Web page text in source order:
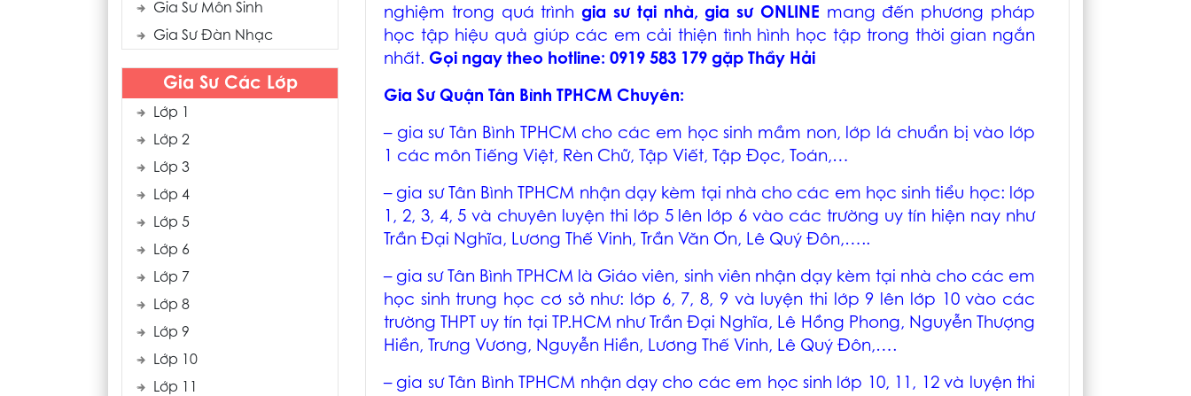
Gia Sư Môn Sinh
Gia Sư Đàn Nhạc
Gia Sư Các Lớp
Lớp 1
Lớp 2
Lớp 3
Lớp 4
Lớp 5
Lớp 6
Lớp 7
Lớp 8
Lớp 9
Lớp 10
Lớp 11
nghiệm trong quá trìnhgia sư tại nhà, gia sư ONLINE mang đến phương pháp
học tập hiệu quả giúp các em cải thiện tình hình học tập trong thời gian ngắn
nhất. Gọi ngay theo hotline: 0919 583 179 gặp Thầy Hải
Gia Sư Quận Tân Bình TPHCM Chuyên:
– gia sư Tân Bình TPHCM cho các em học sinh mầm non, lớp lá chuẩn bị vào lớp
1 các môn Tiếng Việt, Rèn Chữ, Tập Viết, Tập Đọc, Toán,…
– gia sư Tân Bình TPHCM nhận dạy kèm tại nhà cho các em học sinh tiểu học: lớp
1, 2, 3, 4, 5 và chuyên luyện thi lớp 5 lên lớp 6 vào các trường uy tín hiện nay như
Trần Đại Nghĩa, Lương Thế Vinh, Trần Văn Ơn, Lê Quý Đôn,…..
– gia sư Tân Bình TPHCM là Giáo viên, sinh viên nhận dạy kèm tại nhà cho các em
học sinh trung học cơ sở như: lớp 6, 7, 8, 9 và luyện thi lớp 9 lên lớp 10 vào các
trường THPT uy tín tại TP.HCM như Trần Đại Nghĩa, Lê Hồng Phong, Nguyễn Thượng
Hiền, Trưng Vương, Nguyễn Hiền, Lương Thế Vinh, Lê Quý Đôn,….
– gia sư Tân Bình TPHCM nhận dạy cho các em học sinh lớp 10, 11, 12 và luyện thi